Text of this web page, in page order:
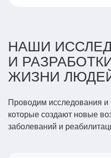
НАШИ
И
ЖИЗНИ
Проводим исследования и
которые создают новые
заболеваний и